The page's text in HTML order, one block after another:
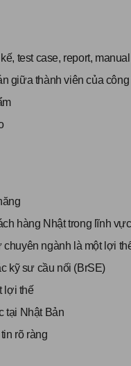
test case, report,
giữa thành viên của
hàng Nhật trong lĩnh
chuyên ngành là một lợi
kỹ sư cầu nối (BrSE)
lợi thế
tại Nhật Bản
rõ ràng